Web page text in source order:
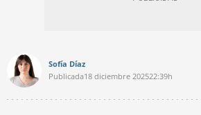
Sofía Díaz
Publicada18 diciembre 202522:39h